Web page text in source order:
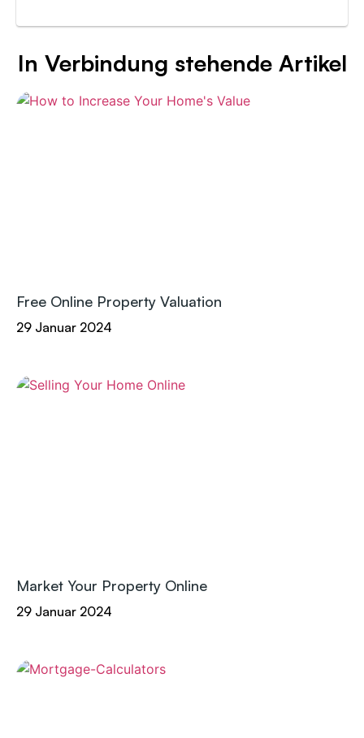
In Verbindung stehende Artikel
Free Online Property Valuation
29 Januar 2024
Market Your Property Online
29 Januar 2024